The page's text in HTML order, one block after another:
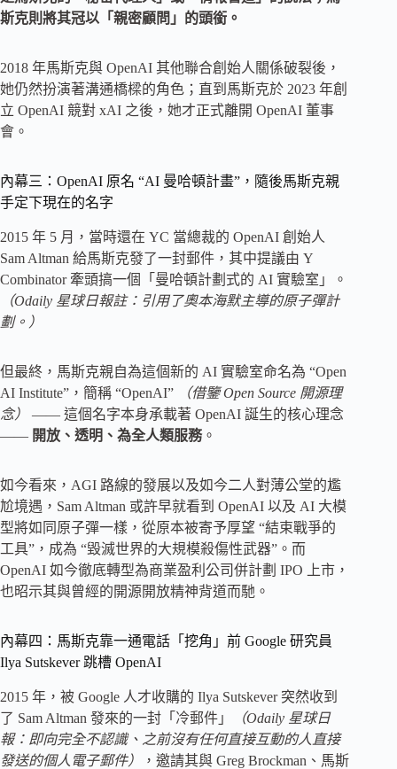
斯克則將其冠以「親密顧問」的頭銜。
2018 年馬斯克與 OpenAI 其他聯合創始人關係破裂後，
她仍然扮演著溝通橋樑的角色；直到馬斯克於 2023 年創
立 OpenAI 競對 xAI 之後，她才正式離開 OpenAI 董事
會。
內幕三：OpenAI 原名 “AI 曼哈頓計畫”，隨後馬斯克親
手定下現在的名字
2015 年 5 月，當時還在 YC 當總裁的 OpenAI 創始人
Sam Altman 給馬斯克發了一封郵件，其中提議由 Y
Combinator 牽頭搞一個「曼哈頓計劃式的 AI 實驗室」。
（Odaily 星球日報註：引用了奧本海默主導的原子彈計
劃。）
但最終，馬斯克親自為這個新的 AI 實驗室命名為 “Open
AI Institute”，簡稱 “OpenAI”
（借鑒 Open Source 開源理
念）
—— 這個名字本身承載著 OpenAI 誕生的核心理念
—— 開放、透明、為全人類服務。
如今看來，AGI 路線的發展以及如今二人對薄公堂的尷
尬境遇，Sam Altman 或許早就看到 OpenAI 以及 AI 大模
型將如同原子彈一樣，從原本被寄予厚望 “結束戰爭的
工具”，成為 “毀滅世界的大規模殺傷性武器”。而
OpenAI 如今徹底轉型為商業盈利公司併計劃 IPO 上市，
也昭示其與曾經的開源開放精神背道而馳。
內幕四：馬斯克靠一通電話「挖角」前 Google 研究員
Ilya Sutskever 跳槽 OpenAI
2015 年，被 Google 人才收購的 Ilya Sutskever 突然收到
了 Sam Altman 發來的一封「冷郵件」
（Odaily 星球日
報：即向完全不認識、之前沒有任何直接互動的人直接
發送的個人電子郵件）
，邀請其與 Greg Brockman、馬斯